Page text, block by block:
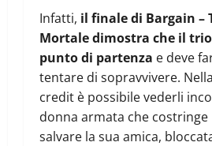
Infatti, il finale di Bargain –
Mortale dimostra che il
punto di partenza e deve
tentare di sopravvivere.
credit è possibile vederli
donna armata che costringe
salvare la sua amica,